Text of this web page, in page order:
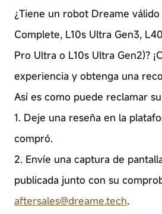
¿Tiene un robot Dreame
Complete, L10s Ultra Gen3,
Pro Ultra o L10s Ultra Gen2)?
experiencia y obtenga una
Así es como puede reclamar
1. Deje una reseña en la
compró.
2. Envíe una captura de
publicada junto con su
aftersales@dreame.tech.